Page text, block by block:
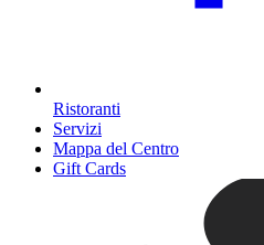
Ristoranti
Servizi
Mappa del Centro
Gift Cards